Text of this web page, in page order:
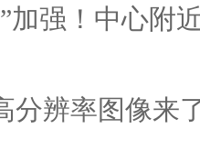
加强！中心附
分辨率图像来